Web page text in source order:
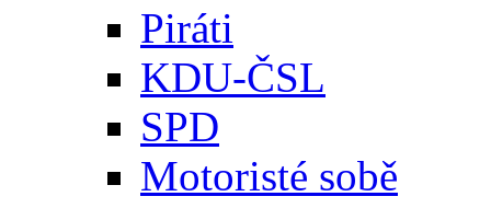
Piráti
KDU-ČSL
SPD
Motoristé sobě